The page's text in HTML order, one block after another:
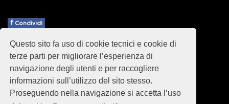
Questo sito fa uso di cookie tecnici e cookie di
terze parti per migliorare l’esperienza di
navigazione degli utenti e per raccogliere
informazioni sull’utilizzo del sito stesso.
Proseguendo nella navigazione si accetta l’uso
f Condividi
Pubblicato: 28 Febbraio 2018